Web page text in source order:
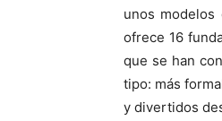
unos
ofrece 16
que se han
tipo: más
y divertidos